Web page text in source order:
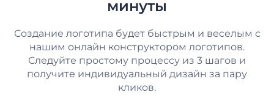
минуты
Создание логотипа будет быстрым и веселым с
нашим онлайн конструктором логотипов.
Следуйте простому процессу из 3 шагов и
получите индивидуальный дизайн за пару
кликов.